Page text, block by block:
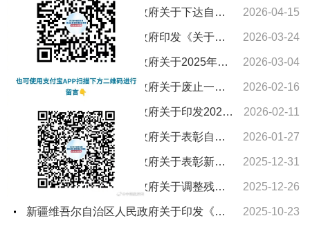
新疆维吾尔自治区人民政府关于下达自治区“十五五”期间年森林采伐限额的通知 2026-04-15
新疆维吾尔自治区人民政府印发《关于进一步支持养老服务发展十条措施》的通知 2026-03-24
新疆维吾尔自治区人民政府关于2025年新疆维吾尔自治区教学成果奖授奖的决定 2026-03-04
新疆维吾尔自治区人民政府关于废止一批自治区人民政府文件的通知 2026-02-16
新疆维吾尔自治区人民政府关于印发2026年自治区国民经济和社会发展计划及主要指标的通知 2026-02-11
新疆维吾尔自治区人民政府关于表彰自治区城市建设先进集体和先进个人的决定 2026-01-27
新疆维吾尔自治区人民政府关于表彰新疆维吾尔自治区农村水利工作先进集体和先进个人的决定 2025-12-31
新疆维吾尔自治区人民政府关于调整残疾、孤老人员和烈属所得减征个人所得税的通知 2025-12-26
新疆维吾尔自治区人民政府关于印发《新疆维吾尔自治区车船税实施办法》的通知 2025-10-23